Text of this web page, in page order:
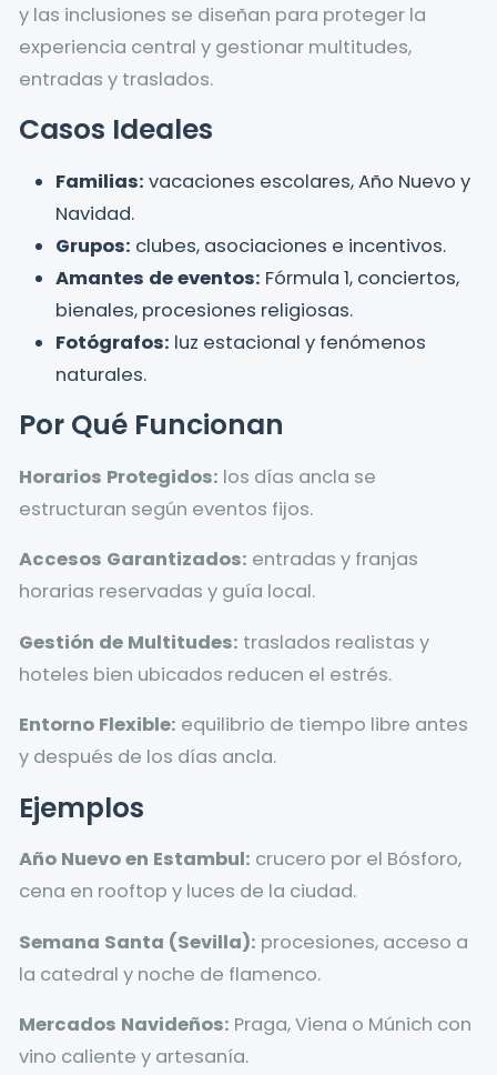
y las inclusiones se diseñan para proteger la
experiencia central y gestionar multitudes,
entradas y traslados.
Casos Ideales
Familias: vacaciones escolares, Año Nuevo y
Navidad.
Grupos: clubes, asociaciones e incentivos.
Amantes de eventos: Fórmula 1, conciertos,
bienales, procesiones religiosas.
Fotógrafos: luz estacional y fenómenos
naturales.
Por Qué Funcionan
Horarios Protegidos: los días ancla se
estructuran según eventos fijos.
Accesos Garantizados: entradas y franjas
horarias reservadas y guía local.
Gestión de Multitudes: traslados realistas y
hoteles bien ubicados reducen el estrés.
Entorno Flexible: equilibrio de tiempo libre antes
y después de los días ancla.
Ejemplos
Año Nuevo en Estambul: crucero por el Bósforo,
cena en rooftop y luces de la ciudad.
Semana Santa (Sevilla): procesiones, acceso a
la catedral y noche de flamenco.
Mercados Navideños: Praga, Viena o Múnich con
vino caliente y artesanía.